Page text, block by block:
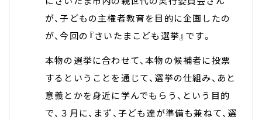
が、子どもの主権者教育を目的に企画したの
が、今回の『さいたまこども選挙』です。
本物の選挙に合わせて、本物の候補者に投票
するということを通じて、選挙の仕組み、あと
意義とかを身近に学んでもらう、という目的
で、３月に、まず、子ども達が準備も兼ねて、選